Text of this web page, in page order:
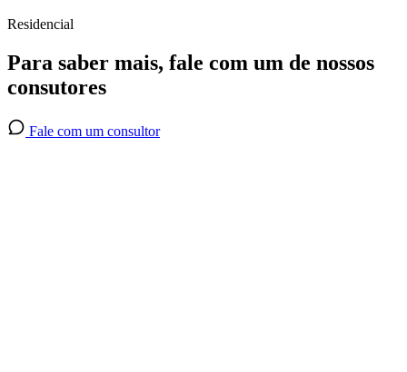
Residencial
Para saber mais, fale com um de nossos
consutores
Fale com um consultor